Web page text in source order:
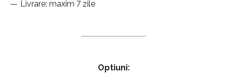
Livrare: maxim 7 zile
Optiuni: